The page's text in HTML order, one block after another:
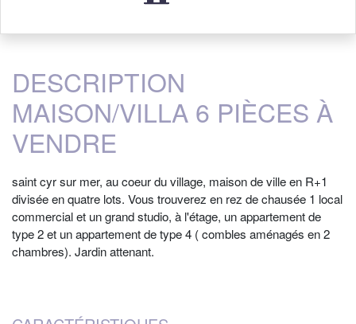
DESCRIPTION
MAISON/VILLA 6 PIÈCES À
VENDRE
saint cyr sur mer, au coeur du village, maison de ville en R+1
divisée en quatre lots. Vous trouverez en rez de chausée 1 local
commercial et un grand studio, à l'étage, un appartement de
type 2 et un appartement de type 4 ( combles aménagés en 2
chambres). Jardin attenant.